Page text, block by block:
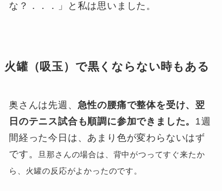
な？．．．」と私は思いました。
火罐（吸玉）で黒くならない時もある
奥さんは先週、 急性の腰痛で整体を受け、翌
日のテニス試合も順調に参加できました。 1週
間経った今日は、あまり色が変わらないはず
です。
旦那さんの場合は、背中がつってすぐ来たか
ら、火罐の反応がよかったのです。